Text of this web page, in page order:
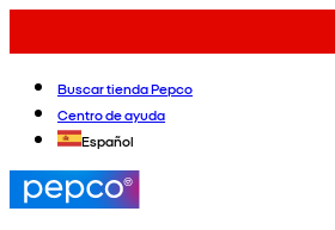
Buscar tienda Pepco
Centro de ayuda
Español